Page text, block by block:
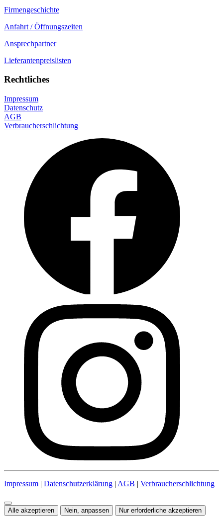
Firmengeschichte
Anfahrt / Öffnungszeiten
Ansprechpartner
Lieferantenpreislisten
Rechtliches
Impressum
Datenschutz
AGB
Verbraucherschlichtung
Impressum | Datenschutzerklärung | AGB | Verbraucherschlichtung
Alle akzeptieren Nein, anpassen Nur erforderliche akzeptieren